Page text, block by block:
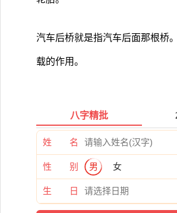
汽车后桥就是指汽车后面那根桥
载的作用。
八字精批
姓 名
性 别 男 女
生 日